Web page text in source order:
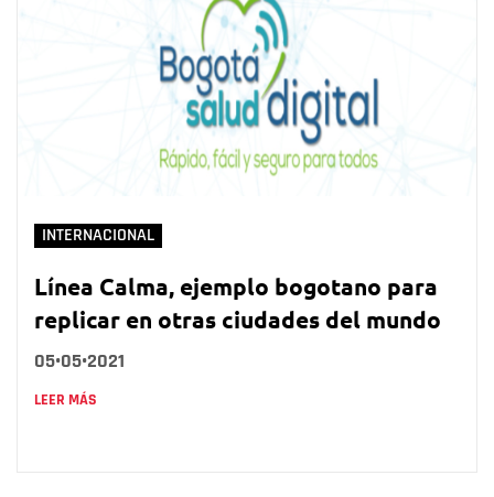
INTERNACIONAL
Línea Calma, ejemplo bogotano para
replicar en otras ciudades del mundo
05•05•2021
LEER MÁS